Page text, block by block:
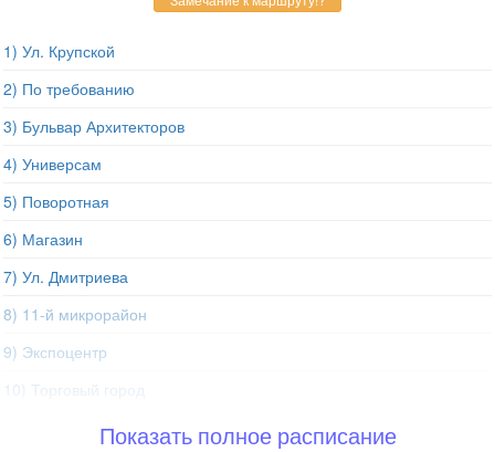
1) Ул. Крупской
2) По требованию
3) Бульвар Архитекторов
4) Универсам
5) Поворотная
6) Магазин
7) Ул. Дмитриева
8) 11-й микрорайон
9) Экспоцентр
10) Торговый город
Показать полное расписание